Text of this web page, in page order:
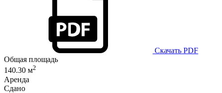
Скачать PDF
Общая площадь
140.30 м2
Аренда
Сдано